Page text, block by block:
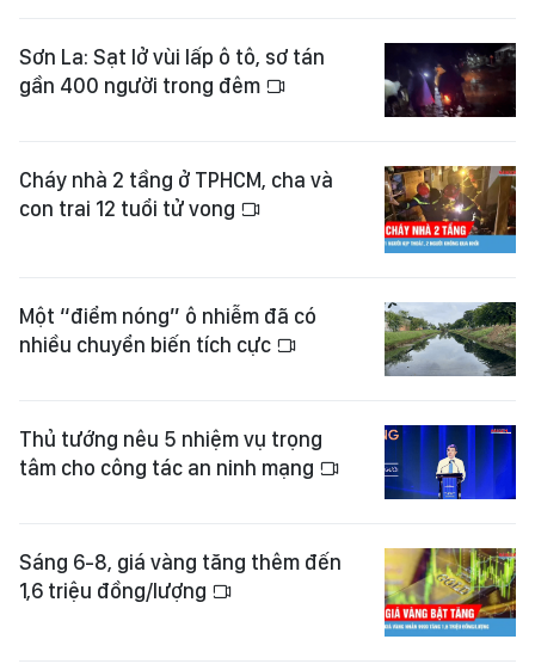
Sơn La: Sạt lở vùi lấp ô tô, sơ tán
gần 400 người trong đêm
Cháy nhà 2 tầng ở TPHCM, cha và
con trai 12 tuổi tử vong
Một “điểm nóng” ô nhiễm đã có
nhiều chuyển biến tích cực
Thủ tướng nêu 5 nhiệm vụ trọng
tâm cho công tác an ninh mạng
Sáng 6-8, giá vàng tăng thêm đến
1,6 triệu đồng/lượng